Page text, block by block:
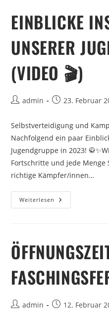
EINBLICKE
UNSERER
(VIDEO 🎬)
admin 23. Februar
Selbstverteidigung und
Nachfolgend ein paar
Jugendgruppe in 2023!
Fortschritte und jede Menge
richtige Kämpfer/innen…
Weiterlesen
admin 12. Februar